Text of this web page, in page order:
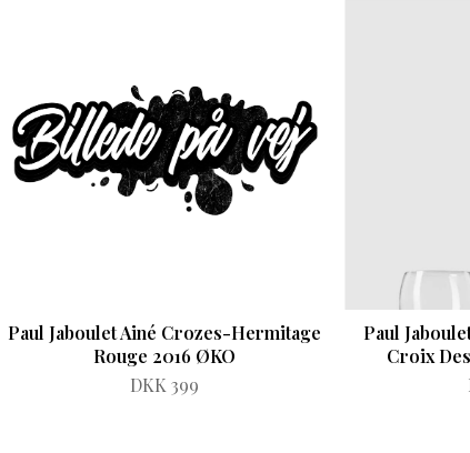
Paul Jaboulet Ainé Crozes-Hermitage
Rouge 2016 ØKO
DKK 399
Paul
Croix